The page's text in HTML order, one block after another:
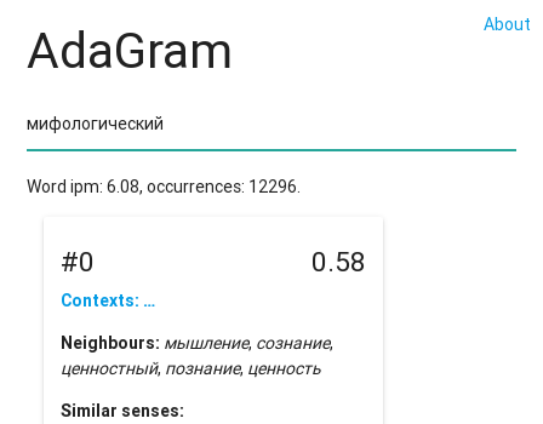
About
AdaGram
Word ipm: 6.08, occurrences: 12296.
#0 0.58
Contexts: …
Neighbours: мышление, сознание,
ценностный, познание, ценность
Similar senses: